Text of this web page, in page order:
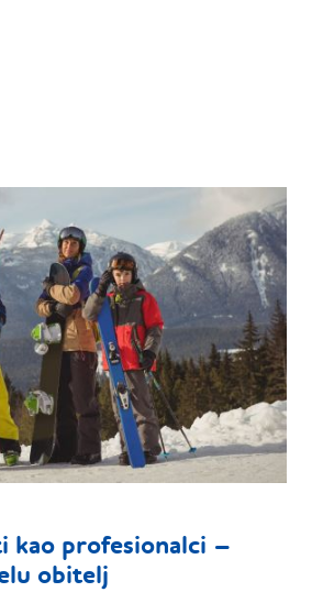
kao profesionalci –
obitelj